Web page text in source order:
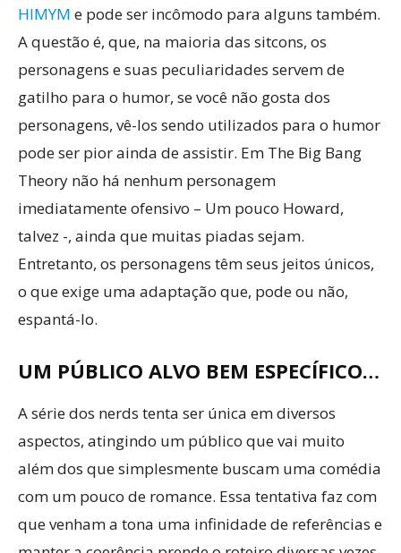
HIMYM e pode ser incômodo para alguns também.
A questão é, que, na maioria das sitcons, os
personagens e suas peculiaridades servem de
gatilho para o humor, se você não gosta dos
personagens, vê-los sendo utilizados para o humor
pode ser pior ainda de assistir. Em The Big Bang
Theory não há nenhum personagem
imediatamente ofensivo – Um pouco Howard,
talvez -, ainda que muitas piadas sejam.
Entretanto, os personagens têm seus jeitos únicos,
o que exige uma adaptação que, pode ou não,
espantá-lo.
UM PÚBLICO ALVO BEM ESPECÍFICO…
A série dos nerds tenta ser única em diversos
aspectos, atingindo um público que vai muito
além dos que simplesmente buscam uma comédia
com um pouco de romance. Essa tentativa faz com
que venham a tona uma infinidade de referências e